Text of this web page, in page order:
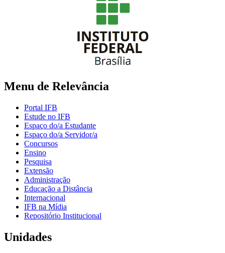
Menu de Relevância
Portal IFB
Estude no IFB
Espaço do/a Estudante
Espaço do/a Servidor/a
Concursos
Ensino
Pesquisa
Extensão
Administração
Educação a Distância
Internacional
IFB na Mídia
Repositório Institucional
Unidades